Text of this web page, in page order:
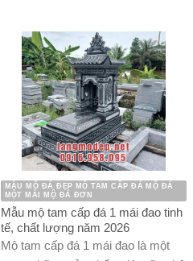
MẪU MỘ ĐÁ ĐẸP MỘ TAM CẤP ĐÁ MỘ ĐÁ
MỘT MÁI MỘ ĐÁ ĐƠN
Mẫu mộ tam cấp đá 1 mái đao tinh
tế, chất lượng năm 2026
Mộ tam cấp đá 1 mái đao là một